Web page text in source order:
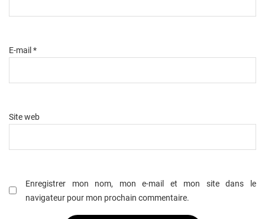
E-mail *
Site web
Enregistrer mon nom, mon e-mail et mon site dans le
navigateur pour mon prochain commentaire.